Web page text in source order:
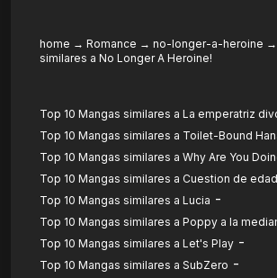
home → Romance → no-longer-a-heroine →
similares a No Longer A Heroine!
Top 10 Mangas similares a La emperatriz
Top 10 Mangas similares a Toilet-Bound
Top 10 Mangas similares a Why Are You
Top 10 Mangas similares a Cuestion de edad
Top 10 Mangas similares a Lucia -
Top 10 Mangas similares a Poppy a la
Top 10 Mangas similares a Let's Play -
Top 10 Mangas similares a SubZero -